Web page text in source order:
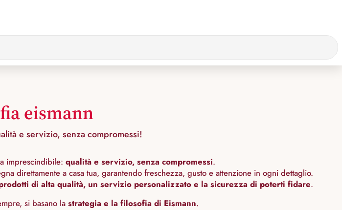
eismann
e servizio, senza compromessi!
imprescindibile: qualità e servizio, senza compromessi.
direttamente a casa tua, garantendo freschezza, gusto e attenzione in ogni dettaglio.
di alta qualità, un servizio personalizzato e la sicurezza di poterti fidare.
si basano la strategia e la filosofia di Eismann.